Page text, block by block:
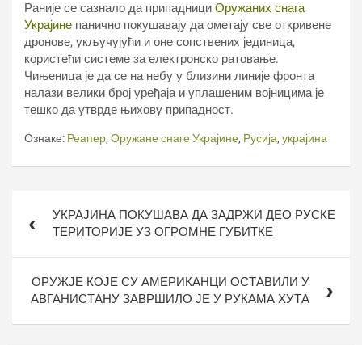
Раније се сазнало да припадници Оружаних снага
Украјине панично покушавају да ометају све откривене
дронове, укључујући и оне сопствених јединица,
користећи системе за електронско ратовање.
Чињеница је да се на небу у близини линије фронта
налази велики број уређаја и уплашеним војницима је
тешко да утврде њихову припадност.
Ознаке: Реапер, Оружане снаге Украјине, Русија, украјина
чланкаУКРАЈИНА ПОКУШАВА ДА ЗАДРЖИ ДЕО РУСКЕ
ТЕРИТОРИЈЕ УЗ ОГРОМНЕ ГУБИТКЕ
ОРУЖЈЕ КОЈЕ СУ АМЕРИКАНЦИ ОСТАВИЛИ У
АВГАНИСТАНУ ЗАВРШИЛО ЈЕ У РУКАМА ХУТА